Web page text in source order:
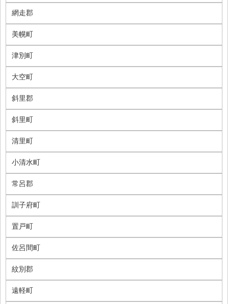
網走郡
美幌町
津別町
大空町
斜里郡
斜里町
清里町
小清水町
常呂郡
訓子府町
置戸町
佐呂間町
紋別郡
遠軽町